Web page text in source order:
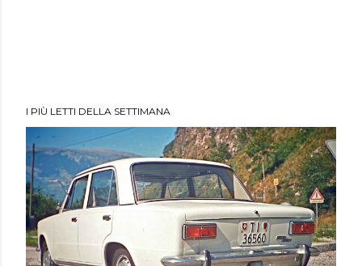
I PIÙ LETTI DELLA SETTIMANA